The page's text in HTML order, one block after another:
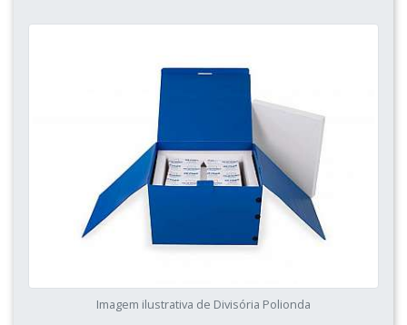
Imagem ilustrativa de Divisória Polionda